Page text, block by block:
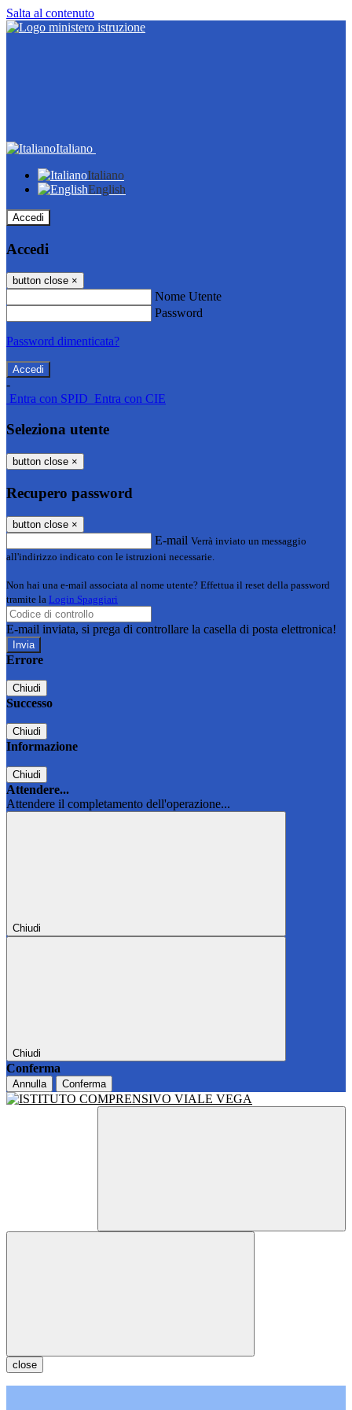
Salta al contenuto
Italiano
Italiano
English
Accedi
Accedi
button close ×
Nome Utente
Password
Password dimenticata?
-
Entra con SPID Entra con CIE
Seleziona utente
button close ×
Recupero password
button close ×
E-mail Verrà inviato un messaggio
all'indirizzo indicato con le istruzioni necessarie.
Non hai una e-mail associata al nome utente? Effettua il reset della password
tramite la Login Spaggiari
E-mail inviata, si prega di controllare la casella di posta elettronica!
Errore
Chiudi
Successo
Chiudi
Informazione
Chiudi
Attendere...
Attendere il completamento dell'operazione...
Chiudi
Chiudi
Conferma
Annulla Conferma
close